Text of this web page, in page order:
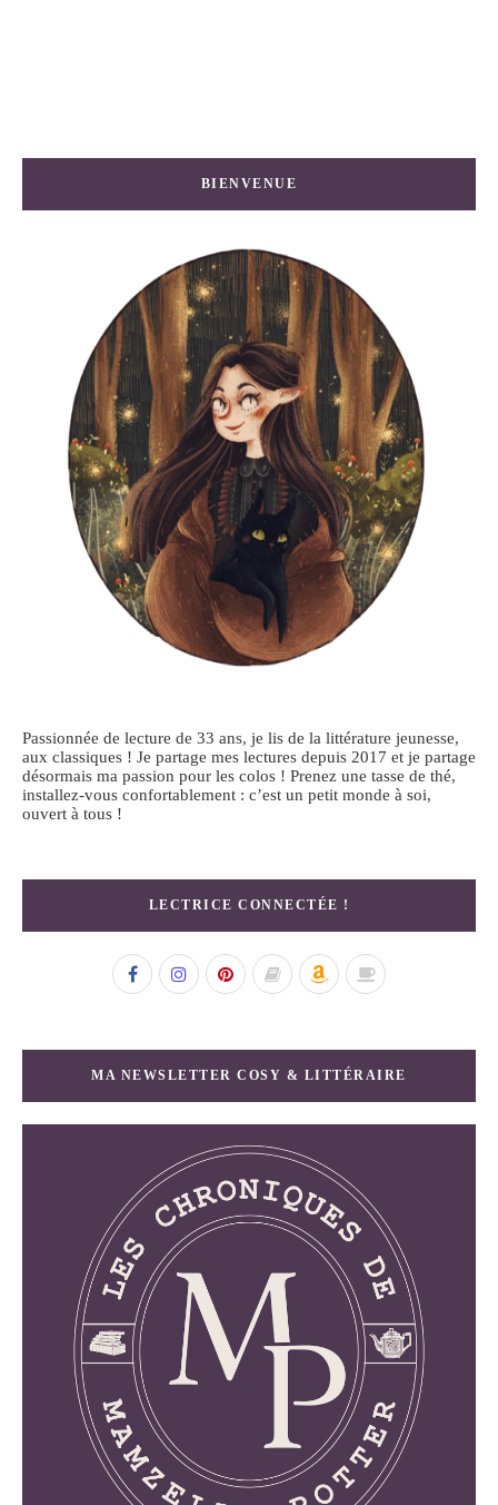
BIENVENUE
Passionnée de lecture de 33 ans, je lis de la littérature jeunesse,
aux classiques ! Je partage mes lectures depuis 2017 et je partage
désormais ma passion pour les colos ! Prenez une tasse de thé,
installez-vous confortablement : c’est un petit monde à soi,
ouvert à tous !
LECTRICE CONNECTÉE !
MA NEWSLETTER COSY & LITTÉRAIRE